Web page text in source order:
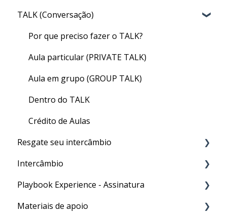
Acesso ao CLASS
Conteúdo do CLASS
Meu nível no CLASS
Como fazer as aulas de inglês geral do CLASS
Quizzes
Finalizando seu curso
Dúvidas gerais
TALK (Conversação)
Por que preciso fazer o TALK?
Aula particular (PRIVATE TALK)
Aula em grupo (GROUP TALK)
Dentro do TALK
Crédito de Aulas
Resgate seu intercâmbio
Resgate
Intercâmbio
Matrícula
Visto
Playbook Experience - Assinatura
Processos
Materiais de apoio